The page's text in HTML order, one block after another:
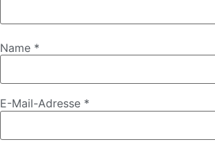
Name *
E-Mail-Adresse *